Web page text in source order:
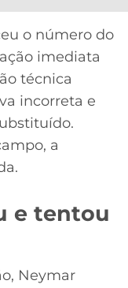
o número do
imediata
técnica
incorreta e
a
e tentou
Neymar